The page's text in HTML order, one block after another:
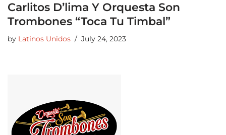
Carlitos D’lima Y Orquesta Son
Trombones “Toca Tu Timbal”
by Latinos Unidos July 24, 2023